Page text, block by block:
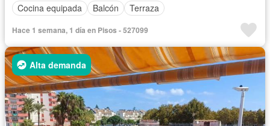
Cocina equipada
Balcón Terraza
Hace 1 semana, 1 día en Pisos - 527099
Alta demanda